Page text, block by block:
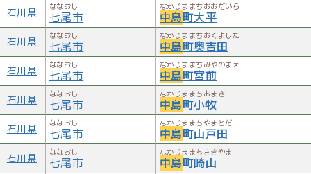
石川県 ななおし
七尾市
なかじままちおおだいら
中島町大平
石川県 ななおし
七尾市
なかじままちおくよした
中島町奥吉田
石川県 ななおし
七尾市
なかじままちみやのまえ
中島町宮前
石川県 ななおし
七尾市
なかじままちおまき
中島町小牧
石川県 ななおし
七尾市
なかじままちやまとだ
中島町山戸田
石川県 ななおし
七尾市
なかじままちさきやま
中島町崎山